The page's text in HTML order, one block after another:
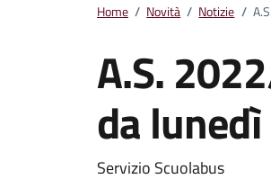
Home / Novità / Notizie /
A.S.
da
Servizio Scuolabus